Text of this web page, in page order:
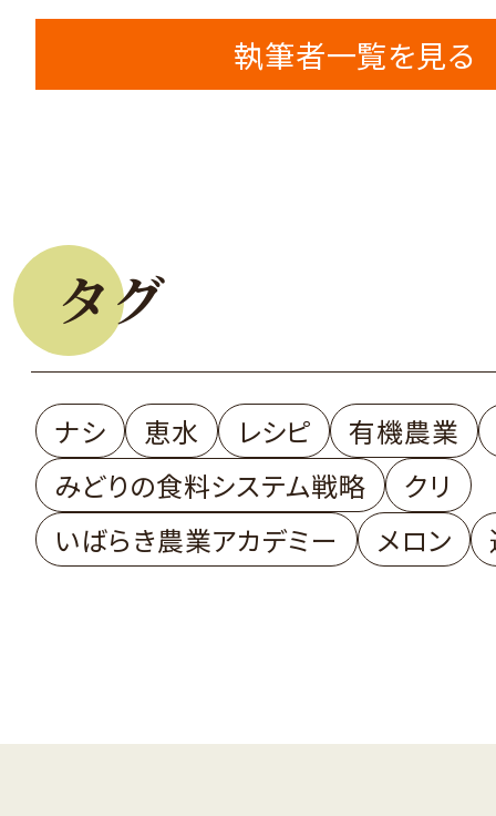
執筆者一覧を見る
タグ
ナシ 恵水 レシピ
有機農業
みどりの食料システム戦略
クリ
いばらき農業アカデミー
メロン